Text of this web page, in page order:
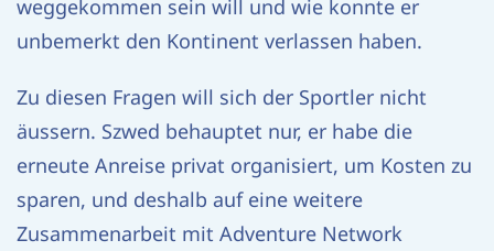
weggekommen sein will und wie konnte er
unbemerkt den Kontinent verlassen haben.
Zu diesen Fragen will sich der Sportler nicht
äussern. Szwed behauptet nur, er habe die
erneute Anreise privat organisiert, um Kosten zu
sparen, und deshalb auf eine weitere
Zusammenarbeit mit Adventure Network